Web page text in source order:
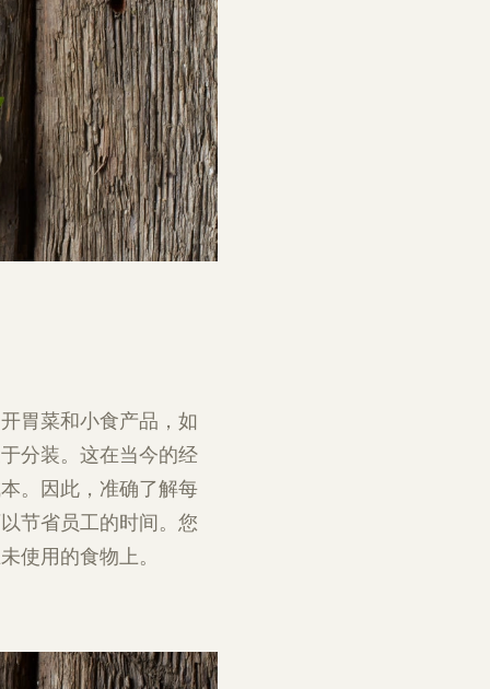
胃菜和小食产品，如
分装。这在当今的经
。因此，准确了解每
节省员工的时间。您
使用的食物上。